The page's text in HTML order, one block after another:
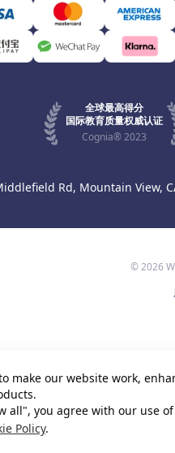
全球最高得分
国际教育质量权威认证
Cognia® 2023
Rd, Mountain View,
© 2026
make our website work,
all", you agree with our use
Policy.